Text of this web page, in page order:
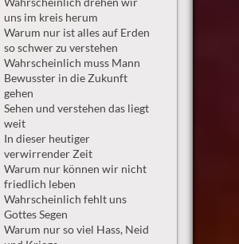
uns im kreis herum
Warum nur ist alles auf Erden
so schwer zu verstehen
Wahrscheinlich muss Mann
Bewusster in die Zukunft
gehen
Sehen und verstehen das liegt
weit
In dieser heutiger
verwirrender Zeit
Warum nur können wir nicht
friedlich leben
Wahrscheinlich fehlt uns
Gottes Segen
Warum nur so viel Hass, Neid